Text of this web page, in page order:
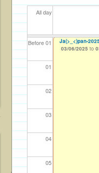
All day
Before 01
01
02
03
04
05
【資網處】
整合系統～表單
我愛銘傳我愛養
校區)
【財務處】工讀
11/12/2021 to
【財
11/
114
04/
114
02/
114
03/
銘傳
04/
銘傳大學 台北校
03/03/2025 to
Ja(>_<)pan-
03/06/2025 to